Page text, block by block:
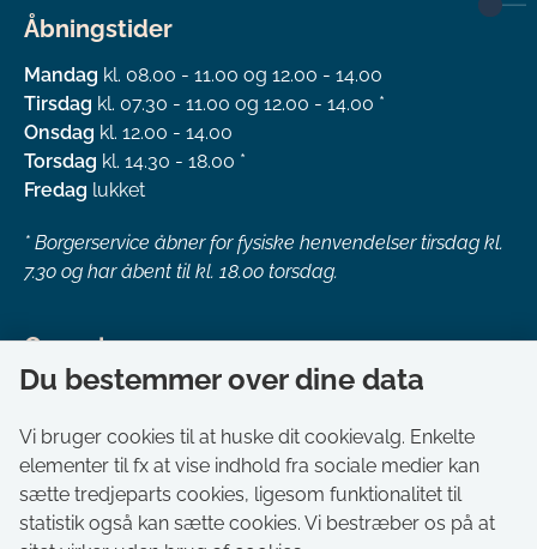
Åbningstider
Mandag kl. 08.00 - 11.00 og 12.00 - 14.00
Tirsdag kl. 07.30 - 11.00 og 12.00 - 14.00 *
Onsdag kl. 12.00 - 14.00
Torsdag kl. 14.30 - 18.00 *
Fredag lukket
* Borgerservice åbner for fysiske henvendelser tirsdag kl.
7.30 og har åbent til kl. 18.00 torsdag.
Genveje
Aktuelt
Akut hjælp
Bestil tid i Borgerservice
Du bestemmer over dine data
Vi bruger cookies til at huske dit cookievalg. Enkelte
elementer til fx at vise indhold fra sociale medier kan
sætte tredjeparts cookies, ligesom funktionalitet til
statistik også kan sætte cookies. Vi bestræber os på at